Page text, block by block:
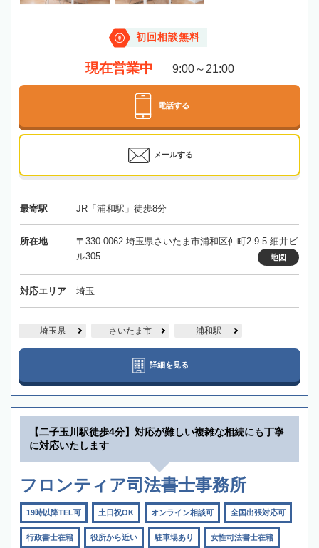
初回相談無料
現在営業中 9:00～21:00
電話する
メールする
最寄駅 JR「浦和駅」徒歩8分
所在地
〒330-0062 埼玉県さいたま市浦和区仲町2-9-5 細井ビ
ル305
地図
対応エリア 埼玉
埼玉県 さいたま市 浦和駅
詳細を見る
【二子玉川駅徒歩4分】対応が難しい複雑な相続にも丁寧
に対応いたします
フロンティア司法書士事務所
19時以降TEL可 土日祝OK オンライン相談可 全国出張対応可
行政書士在籍 役所から近い 駐車場あり 女性司法書士在籍